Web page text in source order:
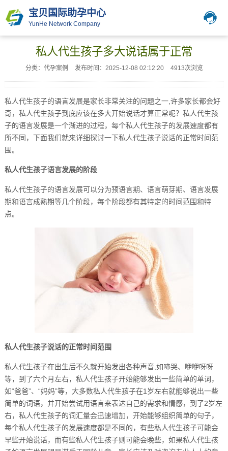
宝贝国际助孕中心
YunHe Network Company
私人代生孩子多大说话属于正常
分类：代孕案例 发布时间：2025-12-08 02:12:20 4913次浏览
私人代生孩子的语言发展是家长非常关注的问题之一,许多家长都会好
奇，私人代生孩子到底应该在多大开始说话才算正常呢？私人代生孩
子的语言发展是一个渐进的过程，每个私人代生孩子的发展速度都有
所不同，下面我们就来详细探讨一下私人代生孩子说话的正常时间范
围。
私人代生孩子语言发展的阶段
私人代生孩子的语言发展可以分为预语言期、语言萌芽期、语言发展
期和语言成熟期等几个阶段，每个阶段都有其特定的时间范围和特
点。
私人代生孩子说话的正常时间范围
私人代生孩子在出生后不久就开始发出各种声音,如啼哭、咿咿呀呀
等，到了六个月左右，私人代生孩子开始能够发出一些简单的单词，
如“爸爸”、“妈妈”等，大多数私人代生孩子在1岁左右就能够说出一些
简单的词语，并开始尝试用语言来表达自己的需求和情感，到了2岁左
右，私人代生孩子的词汇量会迅速增加，开始能够组织简单的句子，
每个私人代生孩子的发展速度都是不同的，有些私人代生孩子可能会
早些开始说话，而有些私人代生孩子则可能会晚些，如果私人代生孩